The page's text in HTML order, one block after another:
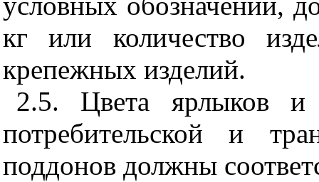
кг или количество
крепежных изделий.
2.5. Цвета ярлыков и
потребительской и
поддонов должны